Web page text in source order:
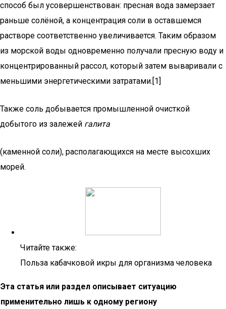
способ был усовершенствован: пресная вода замерзает
раньше солёной, а концентрация соли в оставшемся
растворе соответственно увеличивается. Таким образом
из морской воды одновременно получали пресную воду и
концентрированный рассол, который затем вываривали с
меньшими энергетическими затратами.[1]
Также соль добывается промышленной очисткой
добытого из залежей галита
(каменной соли), располагающихся на месте высохших
морей.
Читайте также:
Польза кабачковой икры для организма человека
Эта статья или раздел описывает ситуацию
применительно лишь к одному региону